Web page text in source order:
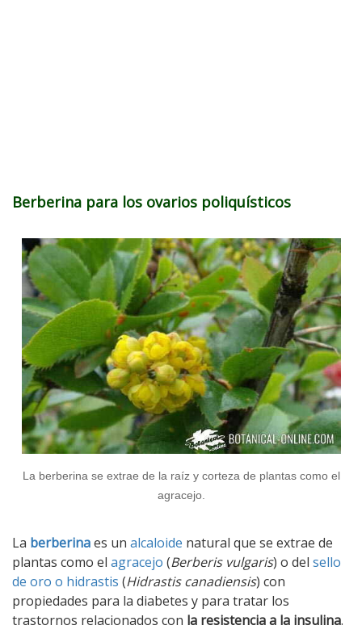
Berberina para los ovarios poliquísticos
La berberina se extrae de la raíz y corteza de plantas como el
agracejo.
La berberinaes un alcaloide natural que se extrae de
plantas como el agracejo (Berberis vulgaris) o del sello
de oro o hidrastis (Hidrastis canadiensis) con
propiedades para la diabetes y para tratar los
trastornos relacionados con la resistencia a la insulina.